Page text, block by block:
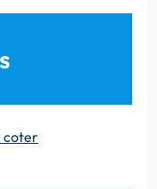
coter